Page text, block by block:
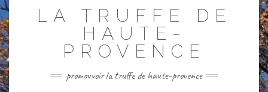
Skip
to
content
LA TRUFFE DE
HAUTE-
PROVENCE
promouvoir la truffe de haute-provence